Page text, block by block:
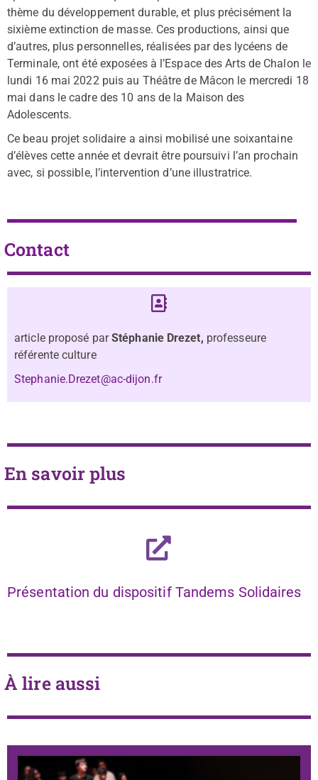
thème du développement durable, et plus précisément la
sixième extinction de masse. Ces productions, ainsi que
d’autres, plus personnelles, réalisées par des lycéens de
Terminale, ont été exposées à l’Espace des Arts de Chalon le
lundi 16 mai 2022 puis au Théâtre de Mâcon le mercredi 18
mai dans le cadre des 10 ans de la Maison des
Adolescents.
Ce beau projet solidaire a ainsi mobilisé une soixantaine
d’élèves cette année et devrait être poursuivi l’an prochain
avec, si possible, l’intervention d’une illustratrice.
Contact
article proposé parStéphanie Drezet, professeure
référente culture
Stephanie.Drezet@ac-dijon.fr
En savoir plus
Présentation du dispositif Tandems Solidaires
À lire aussi